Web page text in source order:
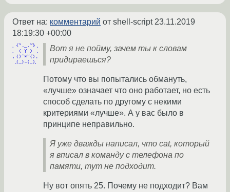
Ответ на: комментарий от shell-script23.11.2019
18:19:30 +00:00
Вот я не пойму, зачем ты к словам
придираешься?
Потому что вы попытались обмануть,
«лучше» означает что оно работает, но есть
способ сделать по другому с некими
критериями «лучше». А у вас было в
принципе неправильно.
Я уже дважды написал, что cat, который
я вписал в команду с телефона по
памяти, тут не подходит.
Ну вот опять 25. Почему не подходит? Вам